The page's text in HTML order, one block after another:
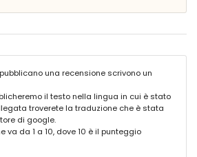
una recensione scrivono un
il testo nella lingua in cui è stato
troverete la traduzione che è stata
di google.
va da 1 a 10, dove 10 è il punteggio